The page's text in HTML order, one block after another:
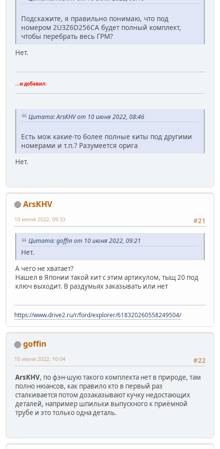
Подскажите, я правильно понимаю, что под
номером 2U3Z6D256CA будет полный комплект,
чтобы перебрать весь ГРМ?
Нет.
...и добавил:
Цитата: ArsKHV от 10 июня 2022, 08:46
Есть мож какие-то более полные киты под другими
номерами и т.п.? Разумеется орига
Нет.
ArsKHV
#21
10 июня 2022, 09:33
Цитата: goffin от 10 июня 2022, 09:21
Нет.
А чего не хватает?
Нашел в Японии такой кит с этим артикулом, тыщ 20 под
ключ выходит. В раздумьях заказывать или нет
https://www.drive2.ru/r/ford/explorer/618320260558249504/
goffin
#22
10 июня 2022, 10:04
ArsKHV, по фэн-шую такого комплекта нет в природе, там
полно нюансов, как правило кто в первый раз
сталкивается потом дозаказывают кучку недостающих
деталей, например шпильки выпускного к приёмной
трубе и это только одна деталь.